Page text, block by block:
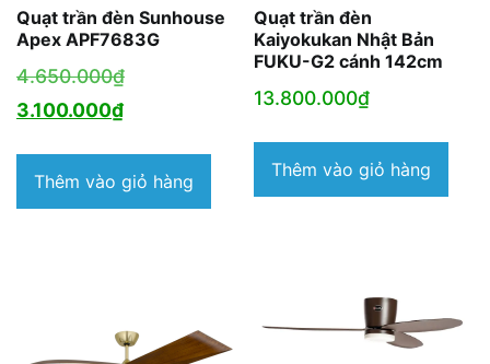
Quạt trần đèn Sunhouse
Apex APF7683G
4.650.000₫Giá
gốc
4.650.000₫.
3.100.000₫Giá
tại
là:
Thêm vào giỏ hàng
Quạt trần đèn
Kaiyokukan Nhật Bản
FUKU-G2 cánh 142cm
13.800.000₫
Thêm vào giỏ hàng